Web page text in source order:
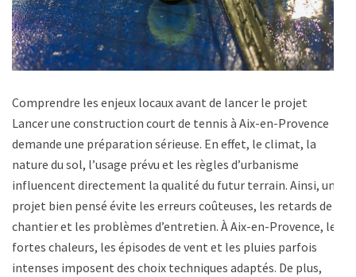
Comprendre les enjeux locaux avant de lancer le projet
Lancer une construction court de tennis à Aix-en-Provence
demande une préparation sérieuse. En effet, le climat, la
nature du sol, l’usage prévu et les règles d’urbanisme
influencent directement la qualité du futur terrain. Ainsi, un
projet bien pensé évite les erreurs coûteuses, les retards de
chantier et les problèmes d’entretien. À Aix-en-Provence, les
fortes chaleurs, les épisodes de vent et les pluies parfois
intenses imposent des choix techniques adaptés. De plus,